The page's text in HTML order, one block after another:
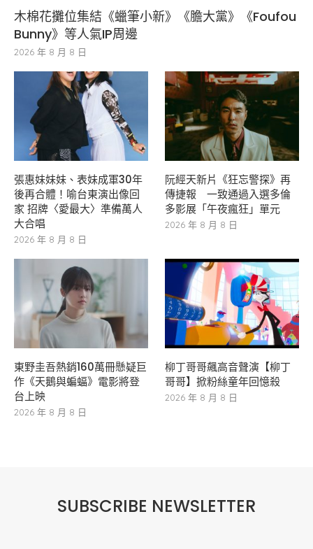
木棉花攤位集結《蠟筆小新》《膽大黨》《Foufou
Bunny》等人氣IP周邊
2026 年 8 月 8 日
張惠妹妹妹、表妹成軍30年
後再合體！喻台東演出像回
家 招牌〈愛最大〉準備萬人
大合唱
2026 年 8 月 8 日
阮經天新片《狂忘警探》再
傳捷報 一致通過入選多倫
多影展「午夜瘋狂」單元
2026 年 8 月 8 日
東野圭吾熱銷160萬冊懸疑巨
作《天鵝與蝙蝠》電影將登
台上映
2026 年 8 月 8 日
柳丁哥哥飆高音聲演【柳丁
哥哥】掀粉絲童年回憶殺
2026 年 8 月 8 日
SUBSCRIBE NEWSLETTER